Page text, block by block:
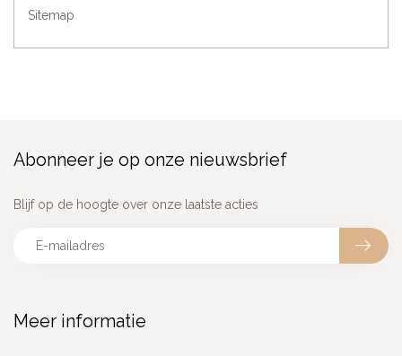
Sitemap
Meer informatie
Abonneer je op onze nieuwsbrief
Blijf op de hoogte over onze laatste acties